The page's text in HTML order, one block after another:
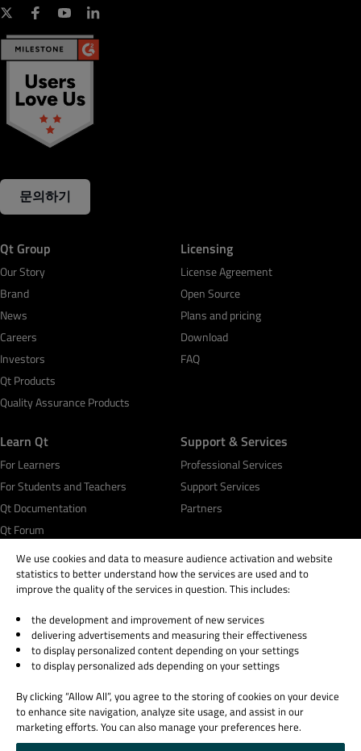
문의하기
Qt Group
Our Story
Brand
News
Careers
Investors
Qt Products
Quality Assurance Products
Licensing
License Agreement
Open Source
Plans and pricing
Download
FAQ
Learn Qt
For Learners
For Students and Teachers
Qt Documentation
Qt Forum
Support & Services
Professional Services
Support Services
Partners
© 2026 The Qt Company
Legal Notice
Privacy and Cookie Policy
Trust Center
Cookie Settings
Email Preferences
We use cookies and data to measure audience activation and website
statistics to better understand how the services are used and to
improve the quality of the services in question. This includes:
the development and improvement of new services
delivering advertisements and measuring their effectiveness
to display personalized content depending on your settings
to display personalized ads depending on your settings
By clicking “Allow All”, you agree to the storing of cookies on your device
to enhance site navigation, analyze site usage, and assist in our
marketing efforts. You can also manage your preferences here.